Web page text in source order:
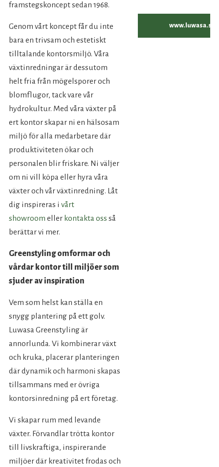
framstegskoncept sedan 1968.
Genom vårt koncept får du inte
bara en trivsam och estetiskt
tilltalande kontorsmiljö. Våra
växtinredningar är dessutom
helt fria från mögelsporer och
blomflugor, tack vare vår
hydrokultur. Med våra växter på
ert kontor skapar ni en hälsosam
miljö för alla medarbetare där
produktiviteten ökar och
personalen blir friskare. Ni väljer
om ni vill köpa eller hyra våra
växter och vår växtinredning. Låt
dig inspireras i vårt
showroom eller kontakta oss så
berättar vi mer.
Greenstyling omformar och
vårdar kontor till miljöer som
sjuder av inspiration
Vem som helst kan ställa en
snygg plantering på ett golv.
Luwasa Greenstyling är
annorlunda. Vi kombinerar växt
och kruka, placerar planteringen
där dynamik och harmoni skapas
tillsammans med er övriga
kontorsinredning på ert företag.
Vi skapar rum med levande
växter. Förvandlar trötta kontor
till livskraftiga, inspirerande
miljöer där kreativitet frodas och
www.luwasa.se